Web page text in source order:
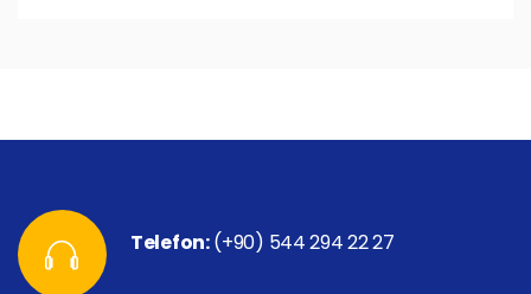
Telefon:(+90) 544 294 22 27